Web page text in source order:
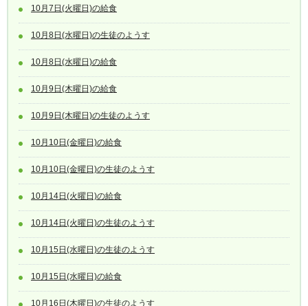
10月7日(火曜日)の給食
10月8日(水曜日)の生徒のようす
10月8日(水曜日)の給食
10月9日(木曜日)の給食
10月9日(木曜日)の生徒のようす
10月10日(金曜日)の給食
10月10日(金曜日)の生徒のようす
10月14日(火曜日)の給食
10月14日(火曜日)の生徒のようす
10月15日(水曜日)の生徒のようす
10月15日(水曜日)の給食
10月16日(木曜日)の生徒のようす